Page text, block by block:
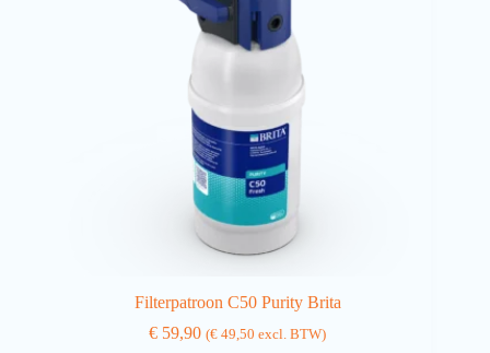
Filterpatroon C50 Purity Brita
€ 59,90 (€ 49,50 excl. BTW)